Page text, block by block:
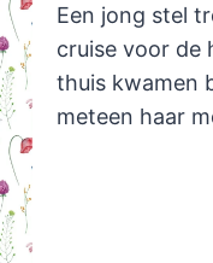
Een jong stel
cruise voor de
thuis kwamen
meteen haar